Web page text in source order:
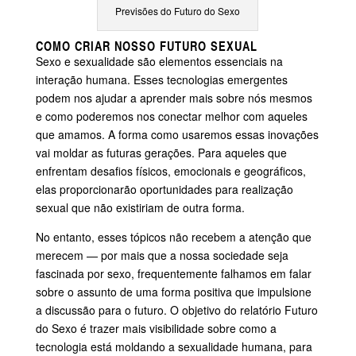
Previsões do Futuro do Sexo
COMO CRIAR NOSSO FUTURO SEXUAL
Sexo e sexualidade são elementos essenciais na
interação humana. Esses tecnologias emergentes
podem nos ajudar a aprender mais sobre nós mesmos
e como poderemos nos conectar melhor com aqueles
que amamos. A forma como usaremos essas inovações
vai moldar as futuras gerações. Para aqueles que
enfrentam desafios físicos, emocionais e geográficos,
elas proporcionarão oportunidades para realização
sexual que não existiriam de outra forma.
No entanto, esses tópicos não recebem a atenção que
merecem — por mais que a nossa sociedade seja
fascinada por sexo, frequentemente falhamos em falar
sobre o assunto de uma forma positiva que impulsione
a discussão para o futuro. O objetivo do relatório Futuro
do Sexo é trazer mais visibilidade sobre como a
tecnologia está moldando a sexualidade humana, para